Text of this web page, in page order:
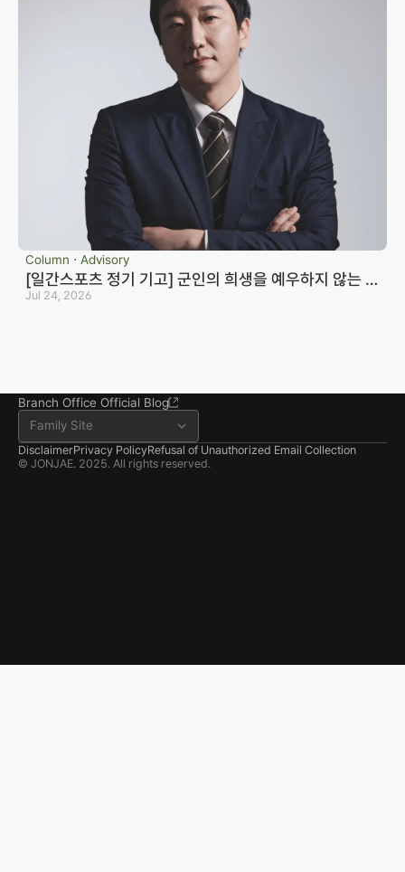
Column ⋅ Advisory
[일간스포츠 정기 기고] 군인의 희생을 예우하지 않는 국
가는 반드시 망한다_노종언 컬처인컬처
Jul 24, 2026
Business registration number 823-87-02964
Advertising Attorney in Charge: Noh Jong-eon
Managing Attorneys Yoon Ji-sang, Noh Jong-eon
Seoul Office
3rd Floor, Seocho Gwell
Tower, 356 Seocho-
daero, Seocho-gu, Seoul
02.6203.3880
Branch Office Official Blog
Family Site
DisclaimerPrivacy PolicyRefusal of Unauthorized Email Collection
© JONJAE. 2025. All rights reserved.